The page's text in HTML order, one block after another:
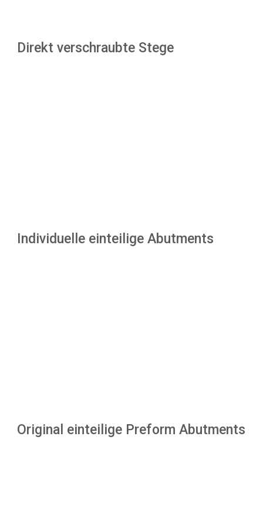
Direkt verschraubte Stege
Individuelle einteilige Abutments
Original einteilige Preform Abutments